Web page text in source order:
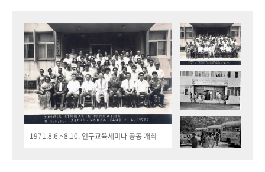
1971.8.6.~8.10. 인구교육세미나 공동 개최